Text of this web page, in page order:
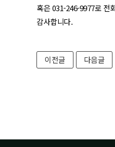
혹은 031-246-9977로 전
감사합니다.
이전글 다음글